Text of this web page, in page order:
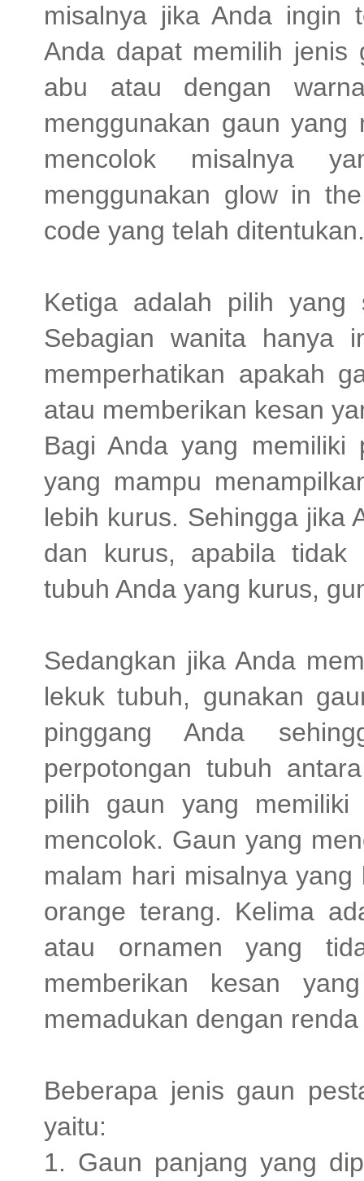
misalnya jika Anda ingin
Anda dapat memilih jenis
abu atau dengan
menggunakan gaun yang
mencolok misalnya
menggunakan glow in
code yang telah ditentukan.
Ketiga adalah pilih yang
Sebagian wanita hanya
memperhatikan apakah
atau memberikan kesan
Bagi Anda yang
yang mampu
lebih kurus. Sehingga jika
dan kurus, apabila tidak
tubuh Anda yang kurus,
Sedangkan jika Anda
lekuk tubuh, gunakan
pinggang Anda
perpotongan tubuh
pilih gaun yang
mencolok. Gaun yang
malam hari misalnya
orange terang. Kelima
atau ornamen yang
memberikan kesan
memadukan dengan
Beberapa jenis gaun
yaitu:
1. Gaun panjang yang